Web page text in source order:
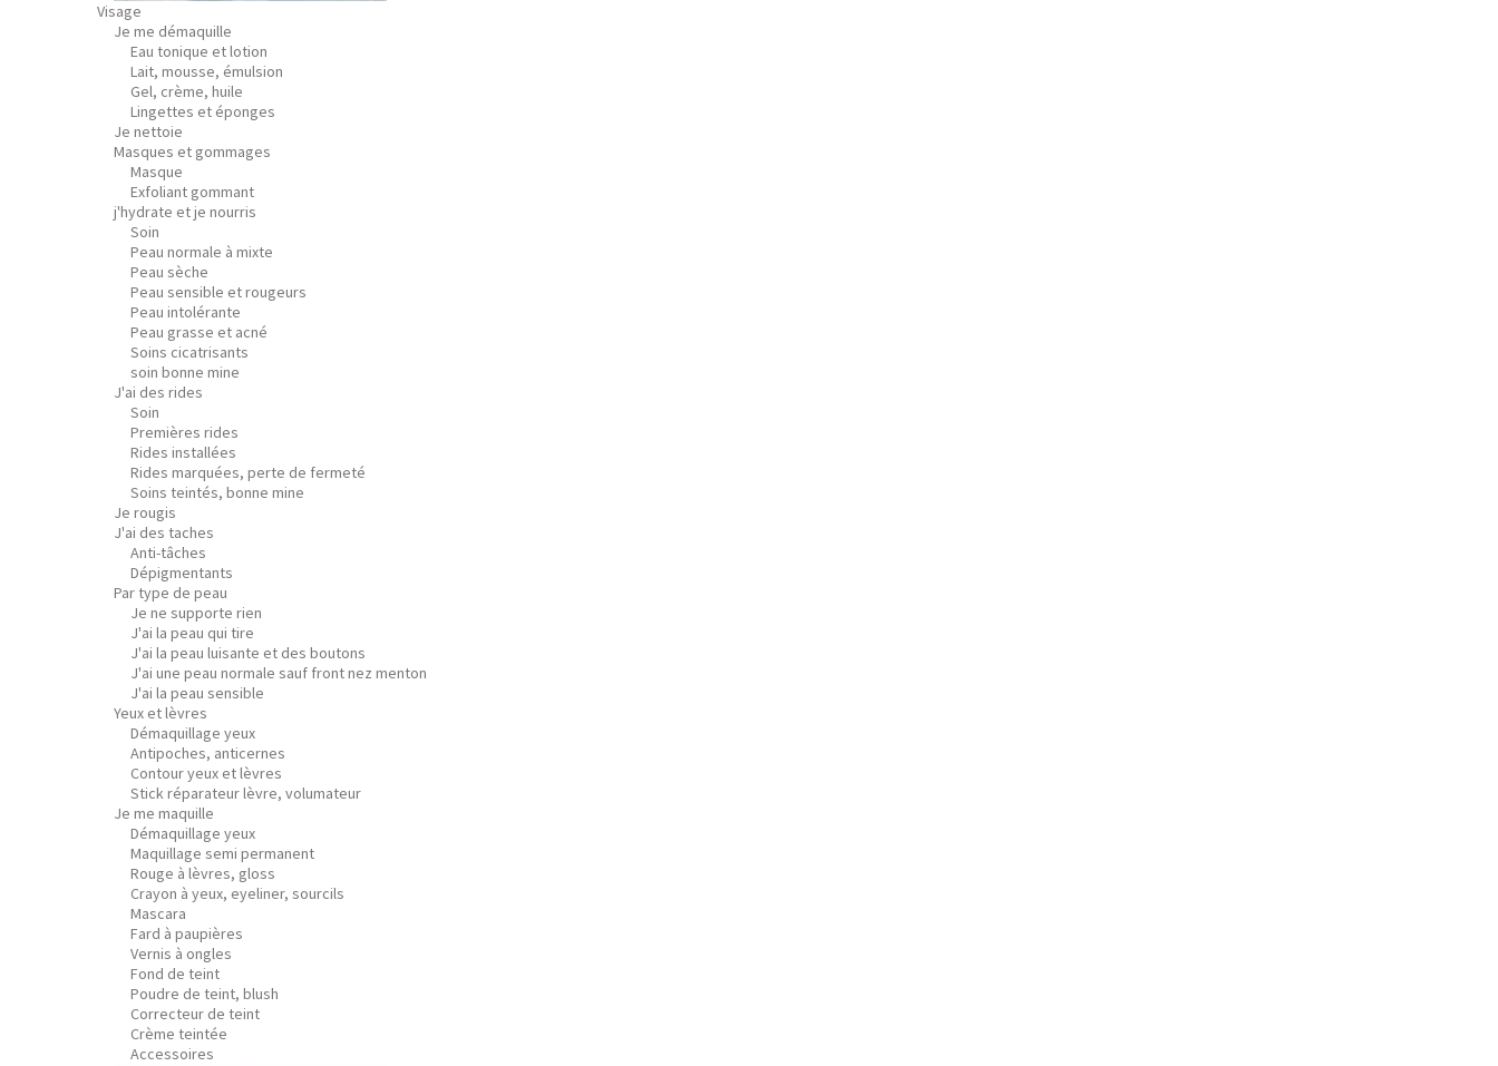
Visage
Je me démaquille
Eau tonique et lotion
Lait, mousse, émulsion
Gel, crème, huile
Lingettes et éponges
Je nettoie
Masques et gommages
Masque
Exfoliant gommant
j'hydrate et je nourris
Soin
Peau normale à mixte
Peau sèche
Peau sensible et rougeurs
Peau intolérante
Peau grasse et acné
Soins cicatrisants
soin bonne mine
J'ai des rides
Soin
Premières rides
Rides installées
Rides marquées, perte de fermeté
Soins teintés, bonne mine
Je rougis
J'ai des taches
Anti-tâches
Dépigmentants
Par type de peau
Je ne supporte rien
J'ai la peau qui tire
J'ai la peau luisante et des boutons
J'ai une peau normale sauf front nez menton
J'ai la peau sensible
Yeux et lèvres
Démaquillage yeux
Antipoches, anticernes
Contour yeux et lèvres
Stick réparateur lèvre, volumateur
Je me maquille
Démaquillage yeux
Maquillage semi permanent
Rouge à lèvres, gloss
Crayon à yeux, eyeliner, sourcils
Mascara
Fard à paupières
Vernis à ongles
Fond de teint
Poudre de teint, blush
Correcteur de teint
Crème teintée
Accessoires